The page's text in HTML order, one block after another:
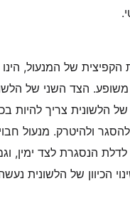
הקפיצית של המנעול,
משופע. הצד השני של
הלשונית צריך להיות
ולהיטרק. מנעול
הנסגרת לצד ימין,
הכיוון של הלשונית